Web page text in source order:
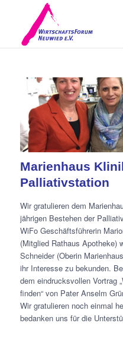
Marienhaus
Palliativstation
Wir gratulieren dem
jährigen Bestehen der
WiFo Geschäftsführerin
(Mitglied Rathaus Apotheke)
Schneider (Oberin
ihr Interesse zu bekunden.
dem eindrucksvollen Vortrag
finden“ von Pater Anselm
Wir gratulieren noch einmal
bedanken uns für die